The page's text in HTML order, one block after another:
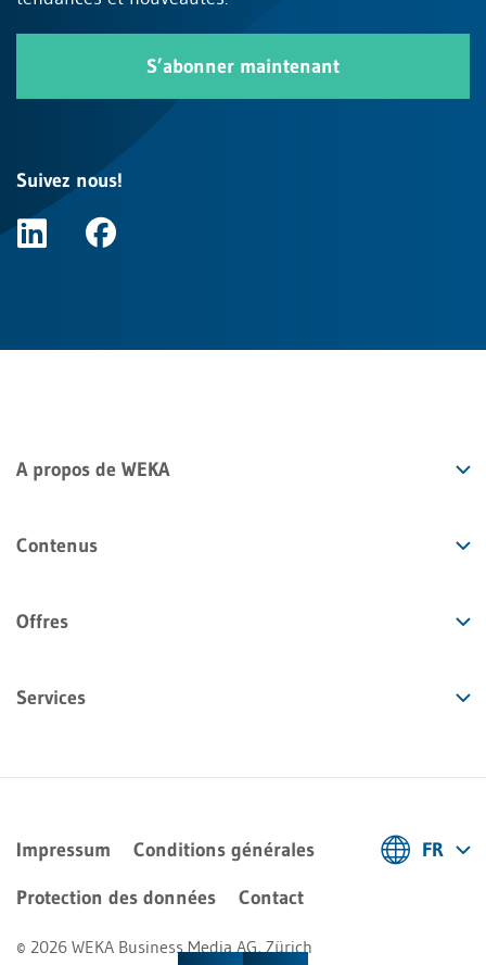
S’abonner maintenant
Suivez nous!
A propos de WEKA
Contenus
Offres
Services
Impressum
Conditions générales
Protection des données
Contact
© 2026 WEKA Business Media AG, Zürich
FR